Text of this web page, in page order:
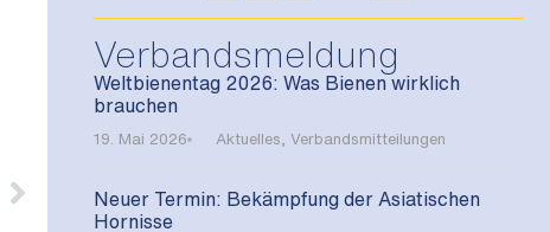
Verbandsmeldung
Weltbienentag 2026: Was Bienen wirklich
brauchen
19. Mai 2026 Aktuelles ,Verbandsmitteilungen
Neuer Termin: Bekämpfung der Asiatischen
Hornisse